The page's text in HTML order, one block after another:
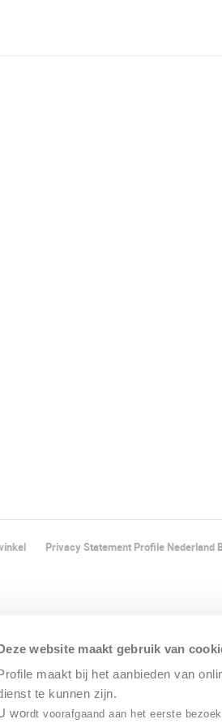
website maakt gebruik van
maakt bij het aanbieden van
te kunnen zijn.
wordt voorafgaand aan het eerste
Privacy Statement Profile Nederland